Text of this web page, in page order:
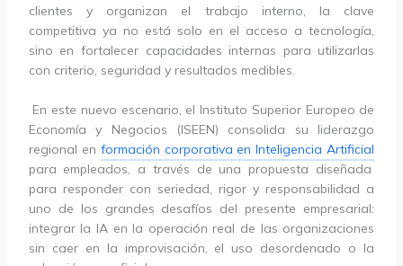
clientes y organizan el trabajo interno, la clave
competitiva ya no está solo en el acceso a tecnología,
sino en fortalecer capacidades internas para utilizarlas
con criterio, seguridad y resultados medibles.
En este nuevo escenario, el Instituto Superior Europeo de
Economía y Negocios (ISEEN) consolida su liderazgo
regional en formación corporativa en Inteligencia Artificial
para empleados, a través de una propuesta diseñada
para responder con seriedad, rigor y responsabilidad a
uno de los grandes desafíos del presente empresarial:
integrar la IA en la operación real de las organizaciones
sin caer en la improvisación, el uso desordenado o la